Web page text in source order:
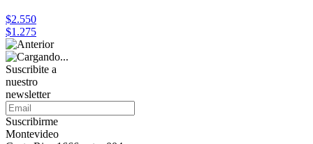
$2.550
$1.275
Suscribite a
nuestro
newsletter
Suscribirme
Montevideo